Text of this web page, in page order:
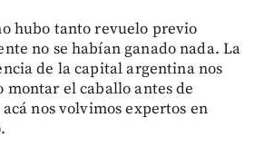
hubo tanto revuelo previo
no se habían ganado nada. La
de la capital argentina nos
montar el caballo antes de
nos volvimos expertos en